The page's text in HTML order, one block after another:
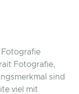
Fotografie
Fotografie,
sind
viel mit